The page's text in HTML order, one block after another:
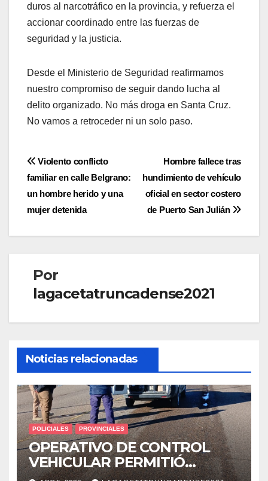
duros al narcotráfico en la provincia, y refuerza el
accionar coordinado entre las fuerzas de
seguridad y la justicia.
Desde el Ministerio de Seguridad reafirmamos
nuestro compromiso de seguir dando lucha al
delito organizado. No más droga en Santa Cruz.
No vamos a retroceder ni un solo paso.
Navegación
de
entradas
Hombre fallece tras
hundimiento de vehículo
oficial en sector costero
de Puerto San Julián
Violento conflicto
familiar en calle Belgrano:
un hombre herido y una
mujer detenida
Por
lagacetatruncadense2021
Noticias relacionadas
POLICIALES PROVINCIALES
OPERATIVO DE CONTROL
VEHICULAR PERMITIÓ
LOCALIZAR A UN HOMBRE